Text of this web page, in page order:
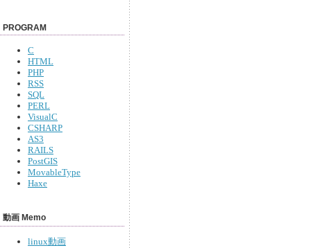
PROGRAM
C
HTML
PHP
RSS
SQL
PERL
VisualC
CSHARP
AS3
RAILS
PostGIS
MovableType
Haxe
動画 Memo
linux動画